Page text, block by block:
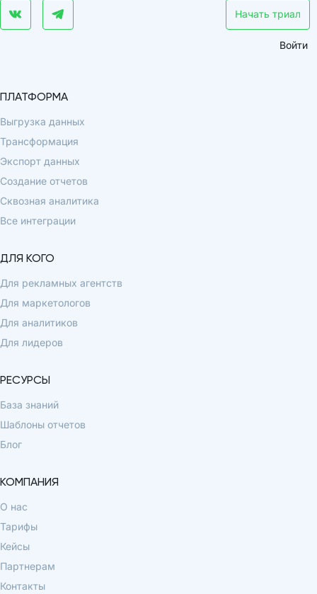
Начать триал
Войти
ПЛАТФОРМА
Выгрузка данных
Трансформация
Экспорт данных
Создание отчетов
Сквозная аналитика
Все интеграции
ДЛЯ КОГО
Для рекламных агентств
Для маркетологов
Для аналитиков
Для лидеров
РЕСУРСЫ
База знаний
Шаблоны отчетов
Блог
КОМПАНИЯ
О нас
Тарифы
Кейсы
Партнерам
Контакты